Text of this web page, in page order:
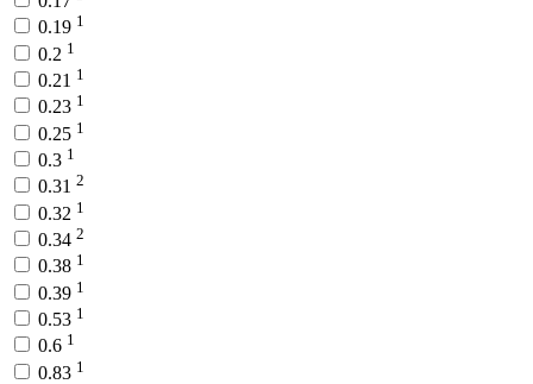
0.19 1
0.2 1
0.21 1
0.23 1
0.25 1
0.3 1
0.31 2
0.32 1
0.34 2
0.38 1
0.39 1
0.53 1
0.6 1
0.83 1